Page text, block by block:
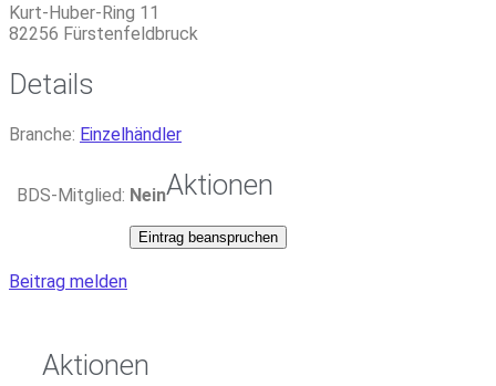
Kurt-Huber-Ring 11
82256 Fürstenfeldbruck
Details
Branche: Einzelhändler
BDS-Mitglied: NeinAktionen
Eintrag beanspruchen
Beitrag melden
Aktionen